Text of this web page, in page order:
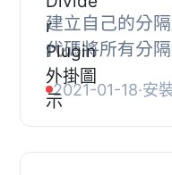
建立自己的分
代碼將所有分
鮮活的分隔線
多設置選項, 精
於任何...
2021-01-18·安